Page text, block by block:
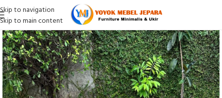
Skip to navigation
Skip to main content